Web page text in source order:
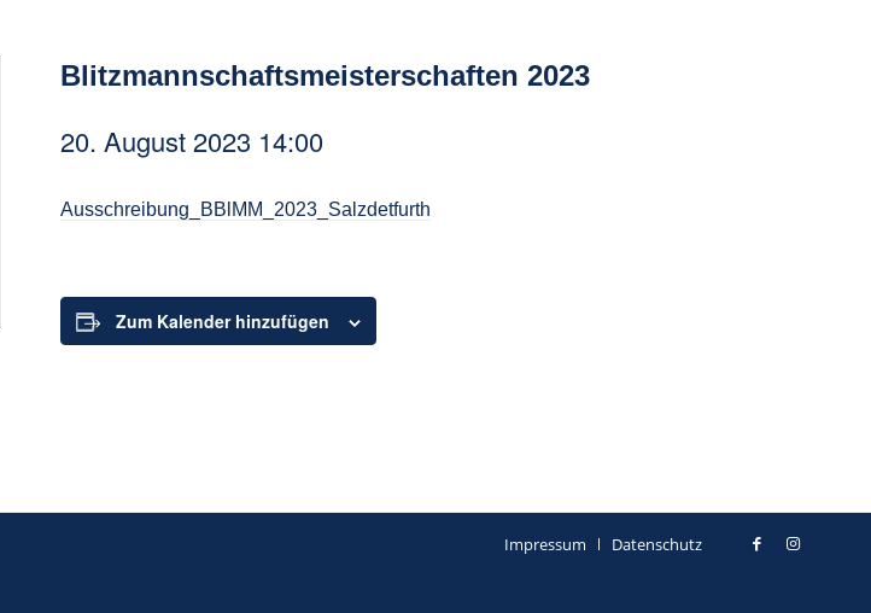
Blitzmannschaftsmeisterschaften 2023
20. August 2023 14:00
Ausschreibung_BBlMM_2023_Salzdetfurth
Zum Kalender hinzufügen
Impressum Datenschutz